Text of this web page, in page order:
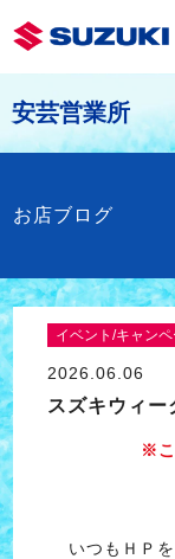
安芸営業所
お店ブログ
イベント/キャンペ
2026.06.06
スズキウィー
※こ
いつもＨＰ